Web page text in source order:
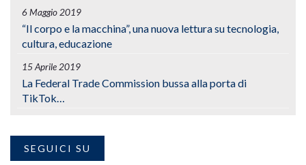
6 Maggio 2019
“Il corpo e la macchina”, una nuova lettura su tecnologia,
cultura, educazione
15 Aprile 2019
La Federal Trade Commission bussa alla porta di
TikTok…
SEGUICI SU